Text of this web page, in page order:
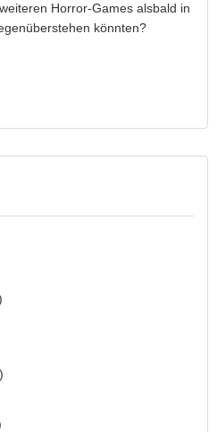
Horror-Games alsbald in
könnten?